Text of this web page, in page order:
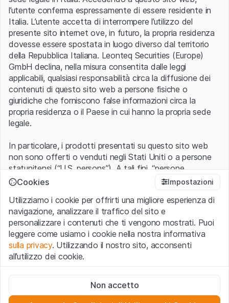
Errore del server.
l’utente conferma espressamente di essere residente in
Italia. L’utente accetta di interrompere l’utilizzo del
presente sito internet ove, in futuro, la propria residenza
dovesse essere spostata in luogo diverso dal territorio
della Repubblica Italiana. Leonteq Securities (Europe)
GmbH declina, nella misura consentita dalle leggi
applicabili, qualsiasi responsabilità circa la diffusione dei
contenuti di questo sito web a persone fisiche o
giuridiche che forniscono false informazioni circa la
propria residenza o il Paese in cui hanno la propria sede
legale.
In particolare, i prodotti presentati su questo sito web
non sono offerti o venduti negli Stati Uniti o a persone
statunitensi (“U.S. persons”). A tali fini, “persone
statunitensi” vanno intese nel significato ad esse ascritto
1933 che include le persone residenti negli Stati Uniti
d’America, le società per azioni e le altre forme societarie
americane.
Condizioni di utilizzo e informazioni legali
Con l’accesso al sito web (di seguito, il “Sito”) si dichiara
avvertenze importanti e le condizioni di utilizzo ivi rese
Cookies Impostazioni
Utilizziamo i cookie per offrirti una migliore esperienza di
navigazione, analizzare il traffico del sito e
personalizzare i contenuti che ti vengono mostrati. Puoi
leggere come usiamo i cookie nella nostra informativa
sulla privacy. Utilizzando il nostro sito, acconsenti
all’utilizzo dei cookie.
Questi cookie sono necessari per il funzionamento del sito
web e non possono essere disattivati.
Non accetto